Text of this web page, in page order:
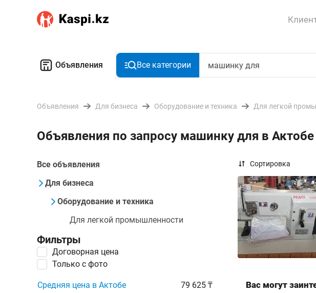
Объявления Все категории
Объявления Для бизнеса Оборудование и техника Для легкой
Объявления по запросу машинку для в Актобе
Все объявления
Для бизнеса
Оборудование и техника
Для легкой промышленности
Фильтры
Договорная цена
Только с фото
Средняя цена в Актобе
79 625 ₸
Сортировка
Вас могут